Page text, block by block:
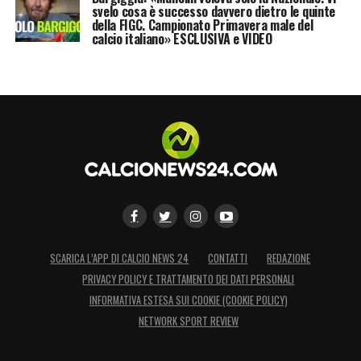
LA PLAYLIST DELLE NOSTRE TOP NEWS
svelo cosa è successo davvero dietro le quinte
della FIGC. Campionato Primavera male del
calcio italiano» ESCLUSIVA e VIDEO
SCARICA L’APP DI CALCIO NEWS 24 CONTATTI
REDAZIONE
PRIVACY POLICY E TRATTAMENTO DEI DATI PERSONALI
INFORMATIVA ESTESA SUI COOKIE (COOKIE POLICY)
NETWORK SPORT REVIEW